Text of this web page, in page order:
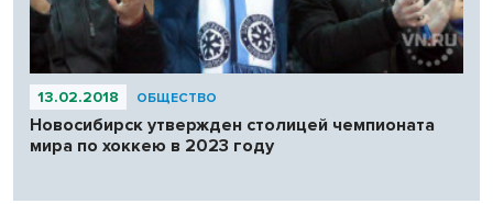
13.02.2018 ОБЩЕСТВО
Новосибирск утвержден столицей чемпионата
мира по хоккею в 2023 году